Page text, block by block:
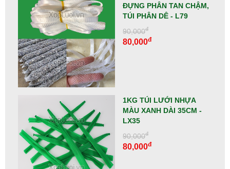
ĐỰNG PHÂN TAN CHẬM,
TÚI PHÂN DÊ - L79
90,000đ
80,000đ
1KG TÚI LƯỚI NHỰA
MÀU XANH DÀI 35CM -
LX35
90,000đ
80,000đ